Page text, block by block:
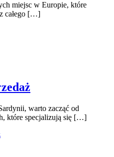
miejsc w Europie, które
całego […]
warto zacząć od
które specjalizują się […]